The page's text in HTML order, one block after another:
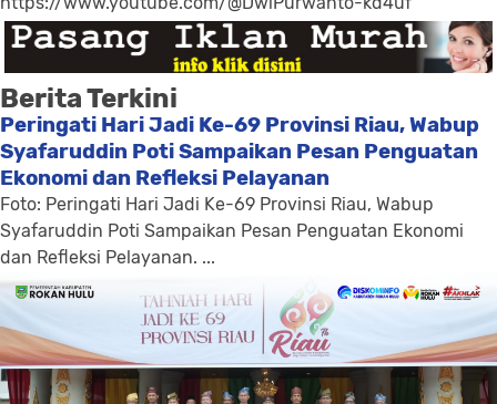
Berita Terkini
Peringati Hari Jadi Ke-69 Provinsi Riau, Wabup
Syafaruddin Poti Sampaikan Pesan Penguatan
Ekonomi dan Refleksi Pelayanan
Foto: Peringati Hari Jadi Ke-69 Provinsi Riau, Wabup
Syafaruddin Poti Sampaikan Pesan Penguatan Ekonomi
dan Refleksi Pelayanan. ...